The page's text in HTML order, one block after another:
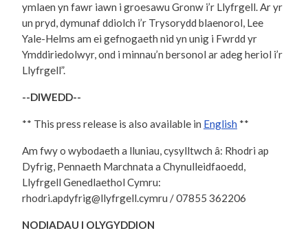
ymlaen yn fawr iawn i groesawu Gronw i’r Llyfrgell. Ar yr
un pryd, dymunaf ddiolch i’r Trysorydd blaenorol, Lee
Yale-Helms am ei gefnogaeth nid yn unig i Fwrdd yr
Ymddiriedolwyr, ond i minnau’n bersonol ar adeg heriol i’r
Llyfrgell”.
--DIWEDD--
** This press release is also available in English **
Am fwy o wybodaeth a lluniau, cysylltwch â: Rhodri ap
Dyfrig, Pennaeth Marchnata a Chynulleidfaoedd,
Llyfrgell Genedlaethol Cymru:
rhodri.apdyfrig@llyfrgell.cymru / 07855 362206
NODIADAU I OLYGYDDION